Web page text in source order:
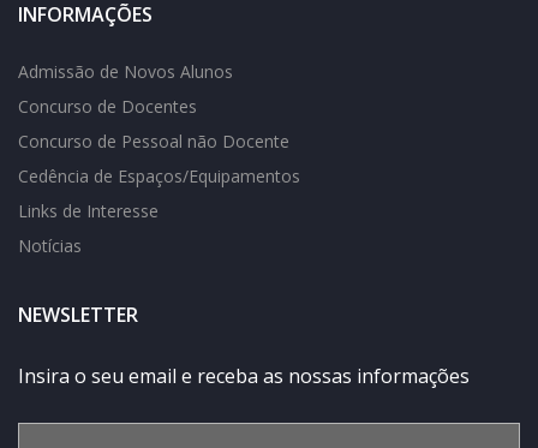
INFORMAÇÕES
Admissão de Novos Alunos
Concurso de Docentes
Concurso de Pessoal não Docente
Cedência de Espaços/Equipamentos
Links de Interesse
Notícias
NEWSLETTER
Insira o seu email e receba as nossas informações